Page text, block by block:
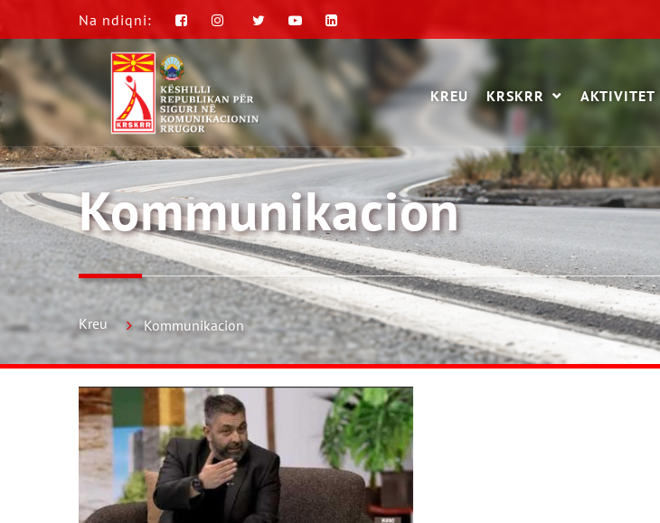
Na ndiqni:
KREU KRSKRR AKTIVITET
Kommunikacion
Kreu Kommunikacion